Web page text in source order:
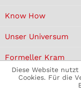
Know How
Unser Universum
Formeller Kram
Diese Website
Cookies. Für die